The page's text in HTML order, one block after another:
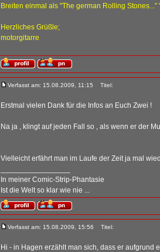
Breiten einmal als "The german Rolling Stones...”
Herzliches Grüßle;
motorgitarre
Verfasst am: 15.08.2009, 11:15 Titel:
Erstmal vielen Dank für die Infos an Euch Zwei !
Na ja , klingt auf jeden Fall so , als wenn er der
Vielleicht erfährt man im Laufe der Zeit ja mal
In meiner Comic-Strip-Phantasie
Ist die Welt so klar wie nie ...
Verfasst am: 15.08.2009, 15:56 Titel:
Hi - in Hagen erzählt man sich, dass er aufgrund